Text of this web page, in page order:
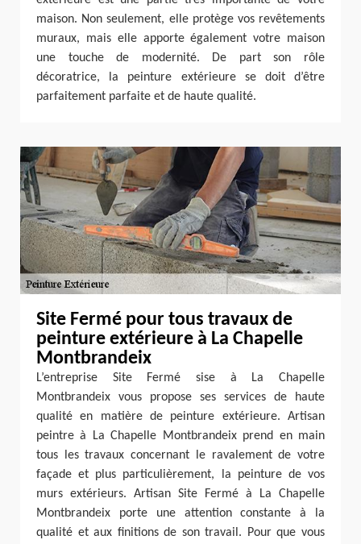
maison. Non seulement, elle protège vos revêtements
muraux, mais elle apporte également votre maison
une touche de modernité. De part son rôle
décoratrice, la peinture extérieure se doit d’être
parfaitement parfaite et de haute qualité.
Site Fermé pour tous travaux de
peinture extérieure à La Chapelle
Montbrandeix
L’entreprise Site Fermé sise à La Chapelle
Montbrandeix vous propose ses services de haute
qualité en matière de peinture extérieure. Artisan
peintre à La Chapelle Montbrandeix prend en main
tous les travaux concernant le ravalement de votre
façade et plus particulièrement, la peinture de vos
murs extérieurs. Artisan Site Fermé à La Chapelle
Montbrandeix porte une attention constante à la
qualité et aux finitions de son travail. Pour que vous